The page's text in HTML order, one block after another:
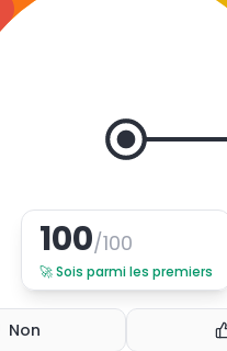
100/100
🚀Sois parmi les premiers
Non